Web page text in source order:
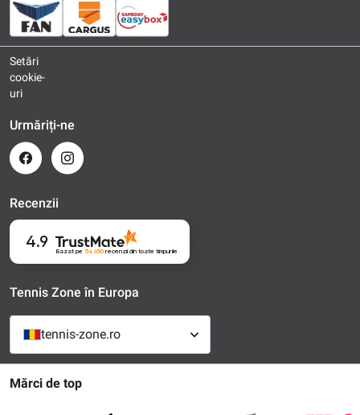
Mărci de top
Setări
cookie-
uri
Urmăriți-ne
Recenzii
4.9
Bazat pe 54 650recenziidin toate timpurile
Tennis Zone în Europa
tennis-zone.ro